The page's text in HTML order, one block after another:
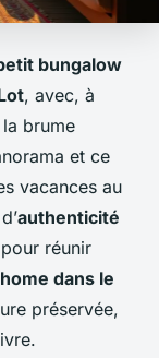
bungalow
, avec, à
brume
et ce
vacances au
authenticité
pour réunir
dans le
préservée,